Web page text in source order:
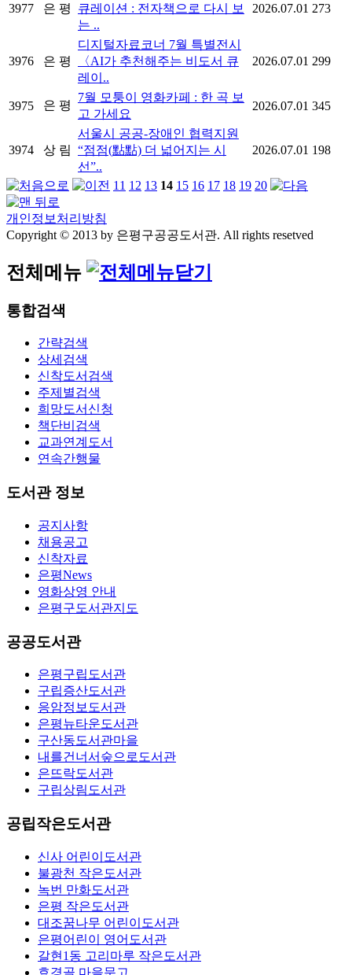
3977 은 평
큐레이션 : 전자책으로 다시 보
는 ..
2026.07.01 273
3976 은 평
디지털자료코너 7월 특별전시
〈AI가 추천해주는 비도서 큐
레이..
2026.07.01 299
3975 은 평
7월 모퉁이 영화카페 : 한 곡 보
고 가세요
2026.07.01 345
3974 상 림
서울시 공공-장애인 협력지원
“점점(點點) 더 넓어지는 시
선”..
2026.07.01 198
11 12 13 14 15 16 17 18 19 20
개인정보처리방침
Copyright © 2013 by 은평구공공도서관. All rights resetved
전체메뉴
통합검색
간략검색
상세검색
신착도서검색
주제별검색
희망도서신청
책단비검색
교과연계도서
연속간행물
도서관 정보
공지사항
채용공고
신착자료
은평News
영화상영 안내
은평구도서관지도
공공도서관
은평구립도서관
구립증산도서관
응암정보도서관
은평뉴타운도서관
구산동도서관마을
내를건너서숲으로도서관
은뜨락도서관
구립상림도서관
공립작은도서관
신사 어린이도서관
불광천 작은도서관
녹번 만화도서관
은평 작은도서관
대조꿈나무 어린이도서관
은평어린이 영어도서관
갈현1동 고리마루 작은도서관
효경골 마을문고